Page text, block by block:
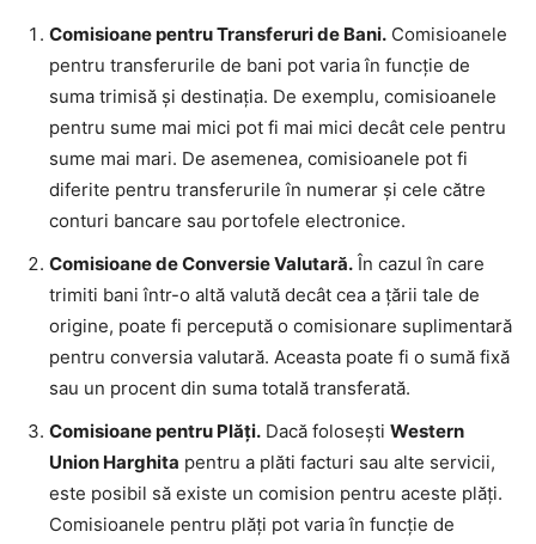
Comisioane pentru Transferuri de Bani. Comisioanele
pentru transferurile de bani pot varia în funcție de
suma trimisă și destinația. De exemplu, comisioanele
pentru sume mai mici pot fi mai mici decât cele pentru
sume mai mari. De asemenea, comisioanele pot fi
diferite pentru transferurile în numerar și cele către
conturi bancare sau portofele electronice.
Comisioane de Conversie Valutară. În cazul în care
trimiti bani într-o altă valută decât cea a țării tale de
origine, poate fi percepută o comisionare suplimentară
pentru conversia valutară. Aceasta poate fi o sumă fixă
sau un procent din suma totală transferată.
Comisioane pentru Plăți. Dacă folosești Western
Union Harghita pentru a plăti facturi sau alte servicii,
este posibil să existe un comision pentru aceste plăți.
Comisioanele pentru plăți pot varia în funcție de